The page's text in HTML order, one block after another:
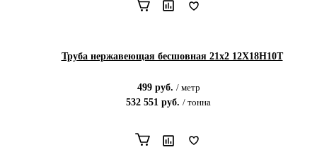
Труба нержавеющая бесшовная 21х2 12Х18Н10Т
499руб. / метр
532 551 руб. / тонна